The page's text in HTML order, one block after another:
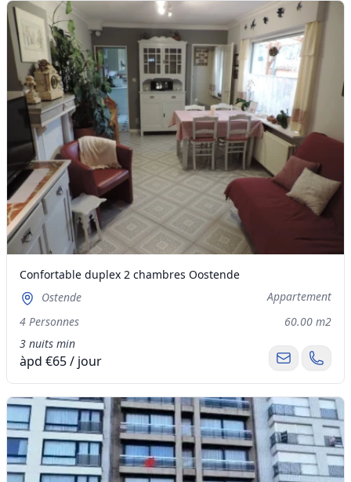
Confortable duplex 2 chambres Oostende
Ostende
Appartement
4 Personnes
60.00 m2
3 nuits min
àpd €65 / jour